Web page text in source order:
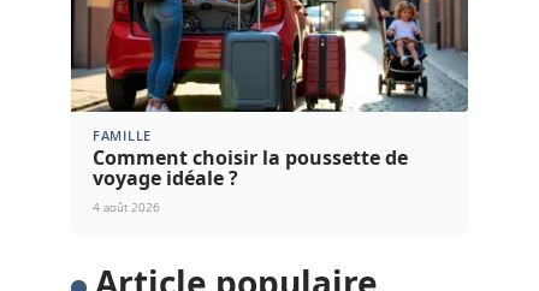
FAMILLE
Comment choisir la poussette de
voyage idéale ?
4 août 2026